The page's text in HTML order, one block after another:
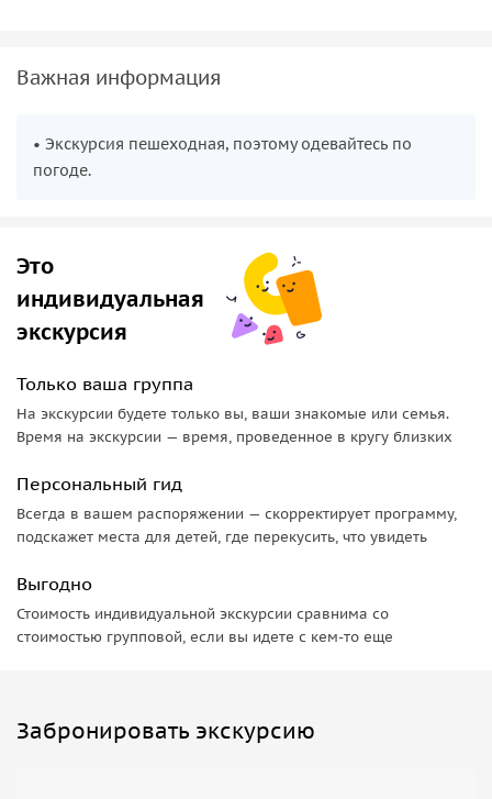
Важная информация
• Экскурсия пешеходная, поэтому одевайтесь по
погоде.
Это
индивидуальная
экскурсия
Только ваша группа
На экскурсии будете только вы, ваши знакомые или семья.
Время на экскурсии — время, проведенное в кругу близких
Персональный гид
Всегда в вашем распоряжении — скорректирует программу,
подскажет места для детей, где перекусить, что увидеть
Выгодно
Стоимость индивидуальной экскурсии сравнима со
стоимостью групповой, если вы идете с кем-то еще
Забронировать экскурсию